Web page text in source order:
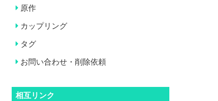
原作
カップリング
タグ
お問い合わせ・削除依頼
相互リンク